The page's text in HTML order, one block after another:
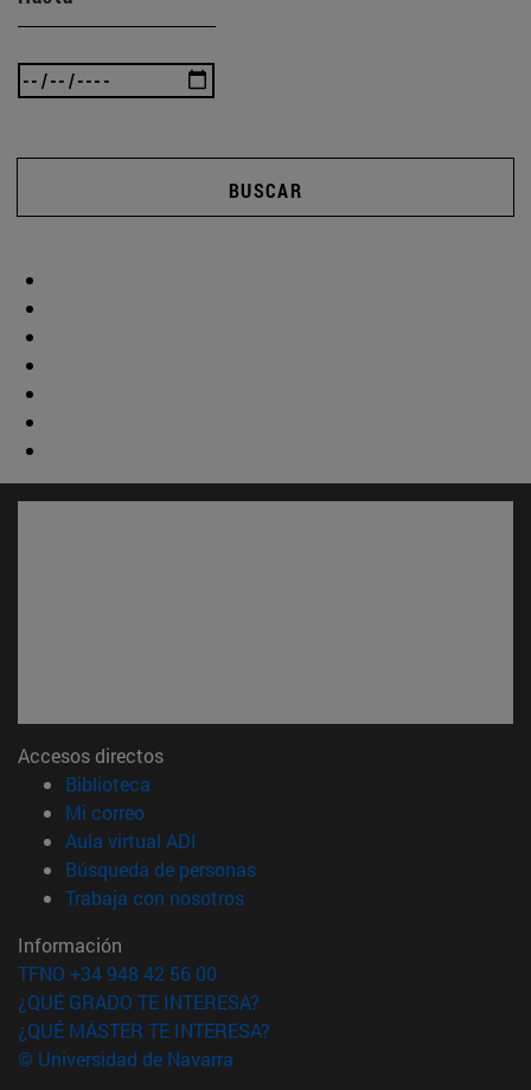
BUSCAR
Accesos directos
Biblioteca
Mi correo(abre en nueva ventana)
Aula virtual ADI
Búsqueda de personas(abre en nueva ventana)
Trabaja con nosotros(abre en nueva ventana)
Información
TFNO +34 948 42 56 00
¿QUÉ GRADO TE INTERESA?
¿QUÉ MÁSTER TE INTERESA?
© Universidad de Navarra